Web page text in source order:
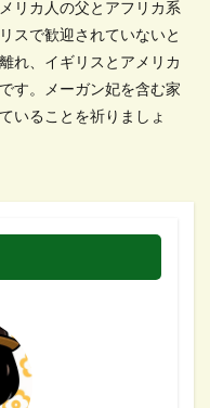
リカ人の父とアフリカ系
スで歓迎されていないと
れ、イギリスとアメリカ
す。メーガン妃を含む家
いることを祈りましょ